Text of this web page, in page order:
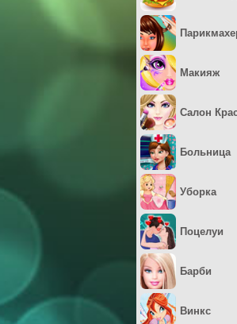
Макияж
Салон
Больница
Уборка
Поцелуи
Барби
Винкс